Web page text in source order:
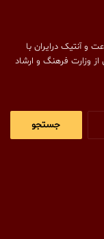
و آنتیک درایران با
وزارت فرهنگ و ارشاد